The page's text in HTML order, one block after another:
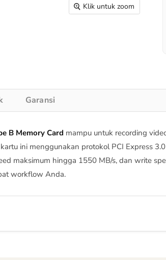
Klik untuk zoom
Garansi
B Memory Card mampu untuk recording
ini menggunakan protokol PCI Express
maksimum hingga 1550 MB/s, dan write
workflow Anda.